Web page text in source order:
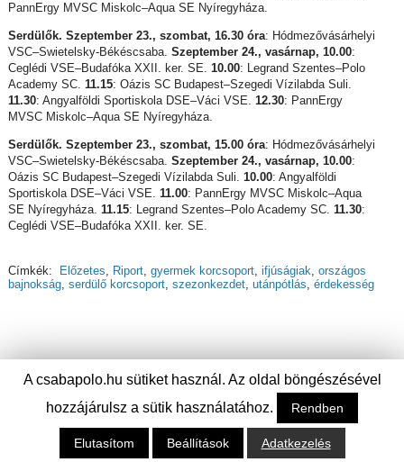
PannErgy MVSC Miskolc–Aqua SE Nyíregyháza.
Serdülők. Szeptember 23., szombat, 16.30 óra: Hódmezővásárhelyi
VSC–Swietelsky-Békéscsaba. Szeptember 24., vasárnap, 10.00:
Ceglédi VSE–Budafóka XXII. ker. SE. 10.00: Legrand Szentes–Polo
Academy SC. 11.15: Oázis SC Budapest–Szegedi Vízilabda Suli.
11.30: Angyalföldi Sportiskola DSE–Váci VSE. 12.30: PannErgy
MVSC Miskolc–Aqua SE Nyíregyháza.
Serdülők. Szeptember 23., szombat, 15.00 óra: Hódmezővásárhelyi
VSC–Swietelsky-Békéscsaba. Szeptember 24., vasárnap, 10.00:
Oázis SC Budapest–Szegedi Vízilabda Suli. 10.00: Angyalföldi
Sportiskola DSE–Váci VSE. 11.00: PannErgy MVSC Miskolc–Aqua
SE Nyíregyháza. 11.15: Legrand Szentes–Polo Academy SC. 11.30:
Ceglédi VSE–Budafóka XXII. ker. SE.
Címkék: Előzetes, Riport, gyermek korcsoport, ifjúságiak, országos
bajnokság, serdülő korcsoport, szezonkezdet, utánpótlás, érdekesség
© Csabai Csirkefogók Vízilabda Klub
A csabapolo.hu sütiket használ. Az oldal böngészésével
hozzájárulsz a sütik használatához.
Rendben
Elutasítom Beállítások Adatkezelés